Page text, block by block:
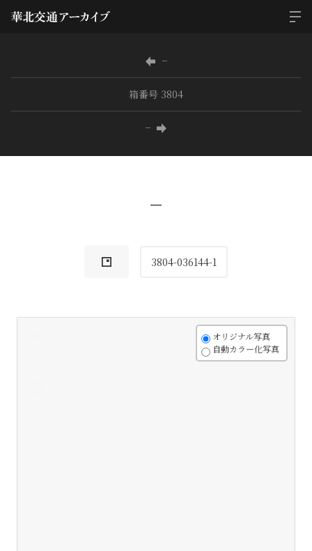
−
箱番号 3804
−
−
3804-036144-1
オリジナル写真
自動カラー化写真